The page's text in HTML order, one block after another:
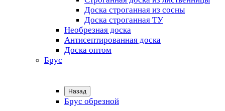
Доска строганная из сосны
Доска строганная ТУ
Необрезная доска
Антисептированная доска
Доска оптом
Брус
Назад
Брус обрезной